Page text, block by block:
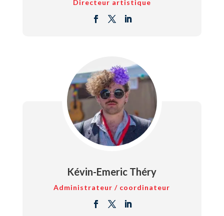
Directeur artistique
Kévin-Emeric Théry
Administrateur / coordinateur